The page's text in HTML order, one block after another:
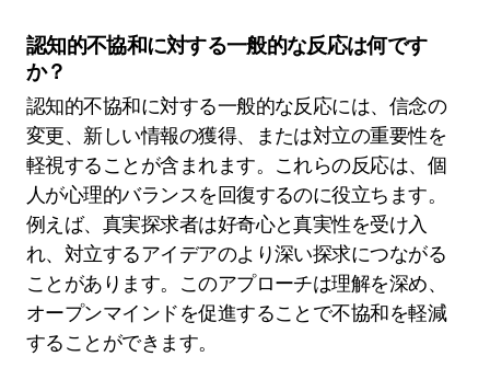
認知的不協和に対する一般的な反応は何です
か？
認知的不協和に対する一般的な反応には、信念の
変更、新しい情報の獲得、または対立の重要性を
軽視することが含まれます。これらの反応は、個
人が心理的バランスを回復するのに役立ちます。
例えば、真実探求者は好奇心と真実性を受け入
れ、対立するアイデアのより深い探求につながる
ことがあります。このアプローチは理解を深め、
オープンマインドを促進することで不協和を軽減
することができます。